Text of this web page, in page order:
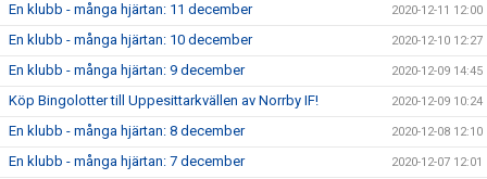
En klubb - många hjärtan: 11 december 2020-12-11 12:00
En klubb - många hjärtan: 10 december 2020-12-10 12:27
En klubb - många hjärtan: 9 december 2020-12-09 14:45
Köp Bingolotter till Uppesittarkvällen av Norrby IF! 2020-12-09 10:24
En klubb - många hjärtan: 8 december 2020-12-08 12:10
En klubb - många hjärtan: 7 december 2020-12-07 12:01